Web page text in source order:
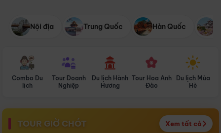
Nội địa Trung Quốc Hàn Quốc
Combo Du
lịch
Tour Doanh
Nghiệp
Du lịch Hành
Hương
Tour Hoa Anh
Đào
Du lịch Mùa
Hè
TOUR GIỜ CHÓT Xem tất cả
Điểm nổi bật